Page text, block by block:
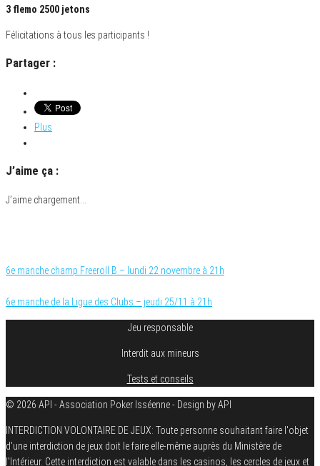
3 flemo 2500 jetons
Félicitations à tous les participants !
Partager :
Plus
J’aime ça :
J’aime chargement…
6e manche champ Freeroll B – lundi 22 novembre à 21h
6e manche de la Ligue des Clubs – jeudi 25/11 à 21h
Jeu responsable
Interdit aux mineurs
Tests et conseils
© 2026 API - Association Poker Isséenne - Design by API
INTERDICTION VOLONTAIRE DE JEUX: Toute personne souhaitant faire l'objet
d'une interdiction de jeux doit le faire elle-même auprès du Ministère de
l'Intérieur. Cette interdiction est valable dans les casinos, les cercles de jeux et